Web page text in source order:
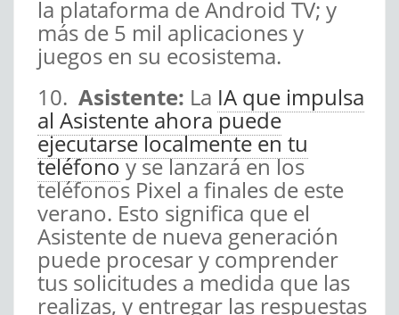
la plataforma de Android TV; y
más de 5 mil aplicaciones y
juegos en su ecosistema.
10. Asistente: La IA que impulsa
al Asistente ahora puede
ejecutarse localmente en tu
teléfonoy se lanzará en los
teléfonos Pixel a finales de este
verano. Esto significa que el
Asistente de nueva generación
puede procesar y comprender
tus solicitudes a medida que las
realizas, y entregar las respuestas